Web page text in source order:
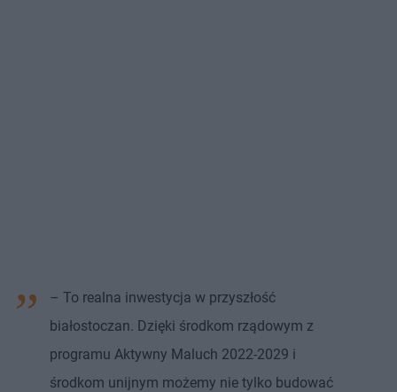
– To realna inwestycja w przyszłość
białostoczan. Dzięki środkom rządowym z
programu Aktywny Maluch 2022-2029 i
środkom unijnym możemy nie tylko budować